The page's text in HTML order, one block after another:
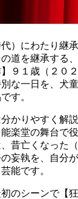
）にわたり継
道を継承する
９１歳（２０
な一日を、犬
す。
かりやすく解
楽堂の舞台で
昔亡くなった
妄執を、自分
能です。
のシーンで【